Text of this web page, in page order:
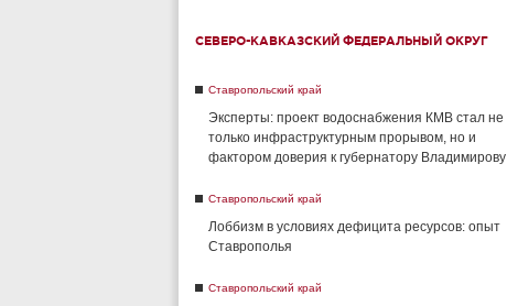
СЕВЕРО-КАВКАЗСКИЙ ФЕДЕРАЛЬНЫЙ ОКРУГ
Ставропольский край
Эксперты: проект водоснабжения КМВ стал не
только инфраструктурным прорывом, но и
фактором доверия к губернатору Владимирову
Ставропольский край
Лоббизм в условиях дефицита ресурсов: опыт
Ставрополья
Ставропольский край